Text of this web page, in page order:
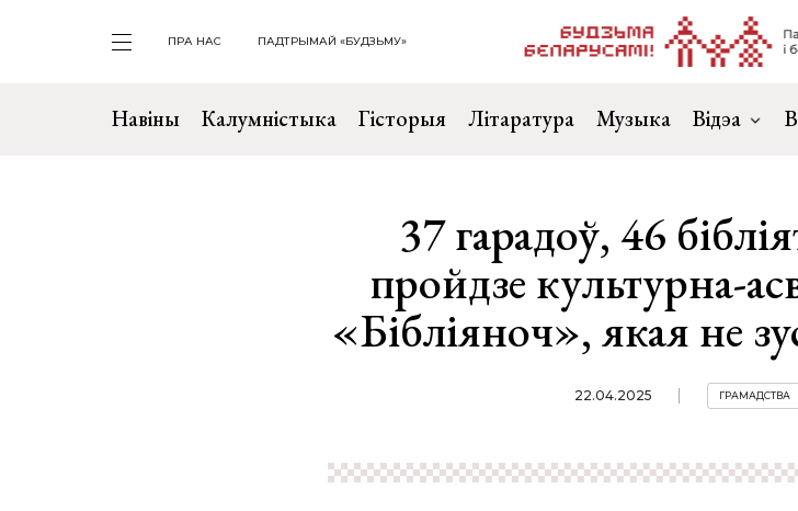
ПРА НАС ПАДТРЫМАЙ «БУДЗЬМУ»
Навіны Калумністыка Гісторыя Літаратура Музыка Відэа
37 гарадоў, 46
пройдзе культурна-
«Бібліяноч», якая не
22.04.2025 ГРАМАДСТВА